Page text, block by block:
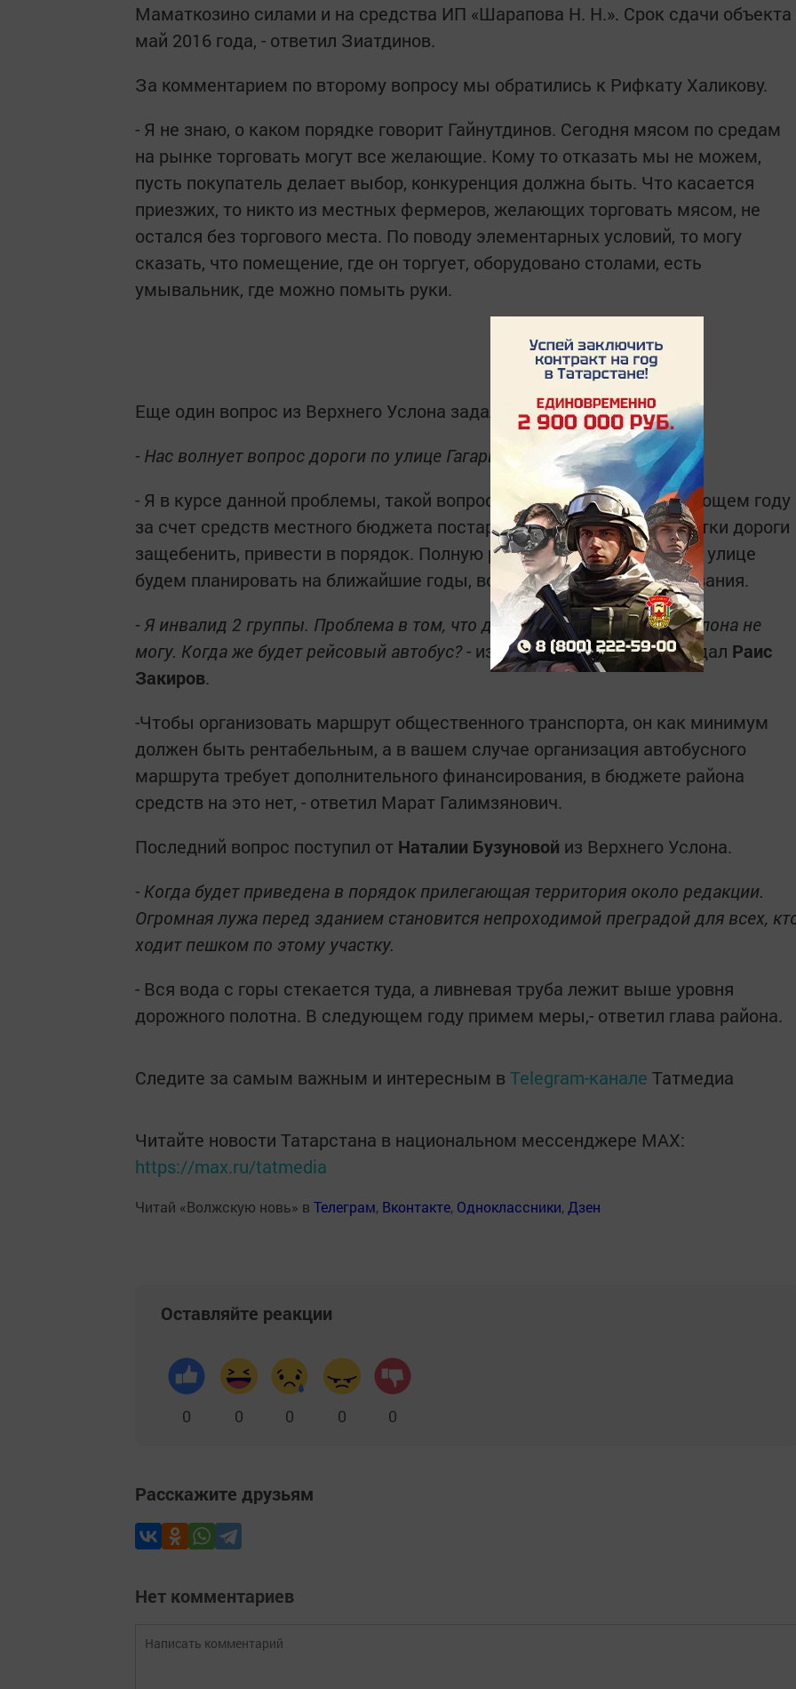
Маматкозино силами и на средства ИП «Шарапова Н. Н.». Срок сдачи объекта
май 2016 года, - ответил Зиатдинов.
За комментарием по второму вопросу мы обратились к Рифкату Халикову.
- Я не знаю, о каком порядке говорит Гайнутдинов. Сегодня мясом по средам
на рынке торговать могут все желающие. Кому то отказать мы не можем,
пусть покупатель делает выбор, конкуренция должна быть. Что касается
приезжих, то никто из местных фермеров, желающих торговать мясом, не
остался без торгового места. По поводу элементарных условий, то могу
сказать, что помещение, где он торгует, оборудовано столами, есть
умывальник, где можно помыть руки.
Еще один вопрос из Верхнего Услона задала
Валентина Козырева.
- Нас волнует вопрос дороги по улице Гагарина. Сколько еще ждать?
- Я в курсе данной проблемы, такой вопрос уже задавался. В следующем году
за счет средств местного бюджета постараемся проблемные участки дороги
защебенить, привести в порядок. Полную реконструкцию дороги по улице
будем планировать на ближайшие годы, все зависит от финансирования.
- Я инвалид 2 группы. Проблема в том, что добираться до Верхнего Услона не
могу. Когда же будет рейсовый автобус?- из пос. Нариман вопрос задал Раис
Закиров.
-Чтобы организовать маршрут общественного транспорта, он как минимум
должен быть рентабельным, а в вашем случае организация автобусного
маршрута требует дополнительного финансирования, в бюджете района
средств на это нет, - ответил Марат Галимзянович.
Последний вопрос поступил от Наталии Бузуновой из Верхнего Услона.
- Когда будет приведена в порядок прилегающая территория около редакции.
Огромная лужа перед зданием становится непроходимой преградой для всех,
ходит пешком по этому участку.
- Вся вода с горы стекается туда, а ливневая труба лежит выше уровня
дорожного полотна. В следующем году примем меры,- ответил глава района.
Следите за самым важным и интересным в Telegram-канале Татмедиа
Читайте новости Татарстана в национальном мессенджере MАХ:
https://max.ru/tatmedia
Читай «Волжскую новь» в Телеграм, Вконтакте, Одноклассники, Дзен
Оставляйте реакции
0 0 0 0 0
Расскажите друзьям
Нет комментариев